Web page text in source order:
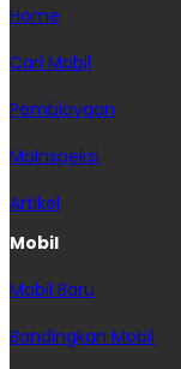
Home
Cari Mobil
Pembiayaan
MoInspeksi
Artikel
Mobil
Mobil Baru
Bandingkan Mobil